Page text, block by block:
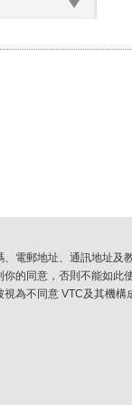
電郵地址、通訊地址及
的同意，否則不能如此
為不同意 VTC及其機構